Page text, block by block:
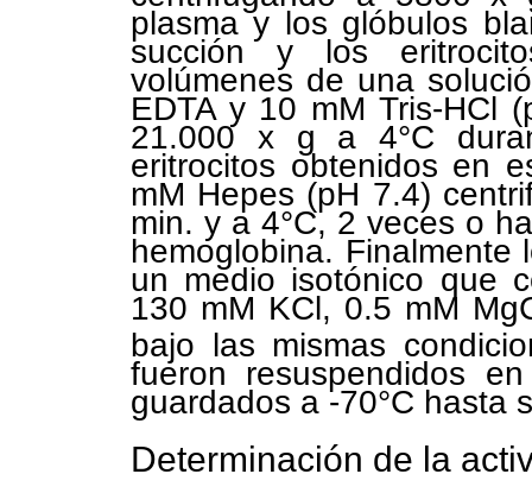
plasma y los glóbulos
succión y los
volúmenes de una
EDTA y 10 mM Tris-HCl
21.000 x g a 4°C
eritrocitos obtenidos en
mM Hepes (pH 7.4)
min. y a 4°C, 2 veces o
hemoglobina. Finalmente
un medio isotónico que
130 mM KCl, 0.5 mM
bajo las mismas
fueron resuspendidos
guardados a -70°C hasta
Determinación de la